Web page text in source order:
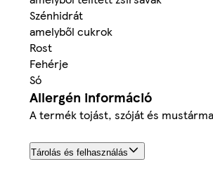
Szénhidrát
amelyből cukrok
Rost
Fehérje
Só
Allergén információ
A termék tojást, szóját és
Tárolás és felhasználás